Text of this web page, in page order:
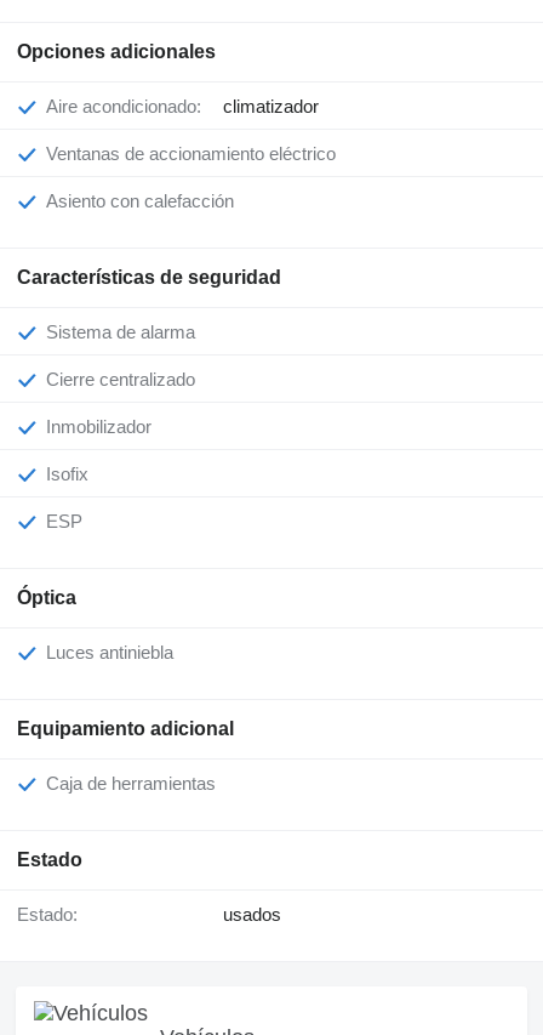
Opciones adicionales
Aire acondicionado: climatizador
Ventanas de accionamiento eléctrico
Asiento con calefacción
Características de seguridad
Sistema de alarma
Cierre centralizado
Inmobilizador
Isofix
ESP
Óptica
Luces antiniebla
Equipamiento adicional
Caja de herramientas
Estado
Estado: usados